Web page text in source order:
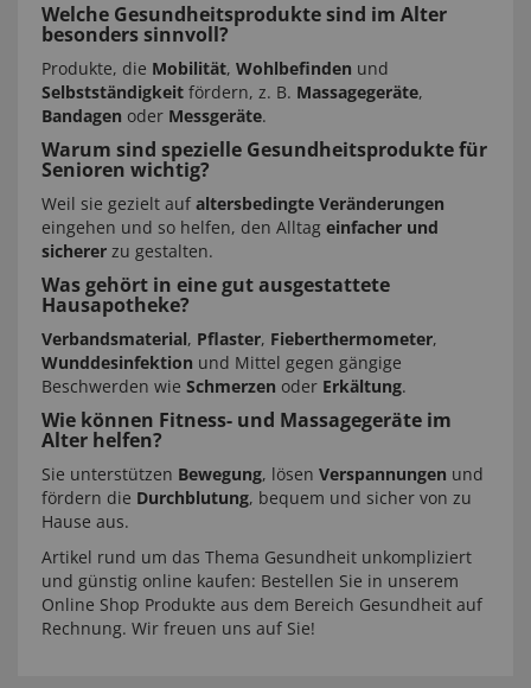
Welche Gesundheitsprodukte sind im Alter
besonders sinnvoll?
Produkte, die Mobilität, Wohlbefinden und
Selbstständigkeit fördern, z. B. Massagegeräte,
Bandagen oder Messgeräte.
Warum sind spezielle Gesundheitsprodukte für
Senioren wichtig?
Weil sie gezielt auf altersbedingte Veränderungen
eingehen und so helfen, den Alltag einfacher und
sicherer zu gestalten.
Was gehört in eine gut ausgestattete
Hausapotheke?
Verbandsmaterial, Pflaster, Fieberthermometer,
Wunddesinfektion und Mittel gegen gängige
Beschwerden wie Schmerzen oder Erkältung.
Wie können Fitness- und Massagegeräte im
Alter helfen?
Sie unterstützen Bewegung, lösen Verspannungen und
fördern die Durchblutung, bequem und sicher von zu
Hause aus.
Artikel rund um das Thema Gesundheit unkompliziert
und günstig online kaufen: Bestellen Sie in unserem
Online Shop Produkte aus dem Bereich Gesundheit auf
Rechnung. Wir freuen uns auf Sie!